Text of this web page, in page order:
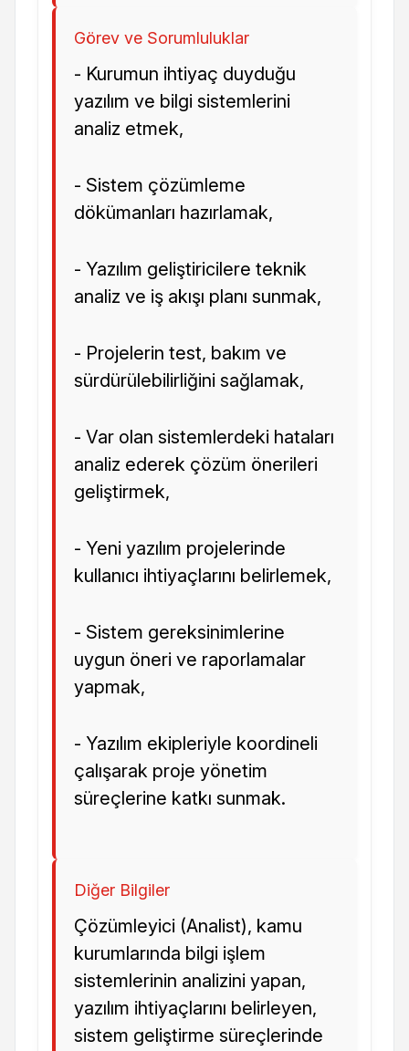
Görev ve Sorumluluklar
- Kurumun ihtiyaç duyduğu
yazılım ve bilgi sistemlerini
analiz etmek,
- Sistem çözümleme
dökümanları hazırlamak,
- Yazılım geliştiricilere teknik
analiz ve iş akışı planı sunmak,
- Projelerin test, bakım ve
sürdürülebilirliğini sağlamak,
- Var olan sistemlerdeki hataları
analiz ederek çözüm önerileri
geliştirmek,
- Yeni yazılım projelerinde
kullanıcı ihtiyaçlarını belirlemek,
- Sistem gereksinimlerine
uygun öneri ve raporlamalar
yapmak,
- Yazılım ekipleriyle koordineli
çalışarak proje yönetim
süreçlerine katkı sunmak.
Diğer Bilgiler
Çözümleyici (Analist), kamu
kurumlarında bilgi işlem
sistemlerinin analizini yapan,
yazılım ihtiyaçlarını belirleyen,
sistem geliştirme süreçlerinde